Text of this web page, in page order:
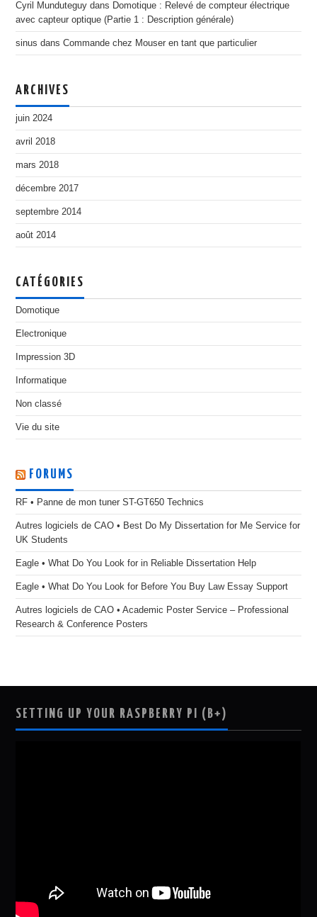
Cyril Munduteguy dans Domotique : Relevé de compteur électrique
avec capteur optique (Partie 1 : Description générale)
sinus dansCommande chez Mouser en tant que particulier
ARCHIVES
juin 2024
avril 2018
mars 2018
décembre 2017
septembre 2014
août 2014
CATÉGORIES
Domotique
Electronique
Impression 3D
Informatique
Non classé
Vie du site
FORUMS
RF • Panne de mon tuner ST-GT650 Technics
Autres logiciels de CAO • Best Do My Dissertation for Me Service for
UK Students
Eagle • What Do You Look for in Reliable Dissertation Help
Eagle • What Do You Look for Before You Buy Law Essay Support
Autres logiciels de CAO • Academic Poster Service – Professional
Research & Conference Posters
SETTING UP YOUR RASPBERRY PI (B+)